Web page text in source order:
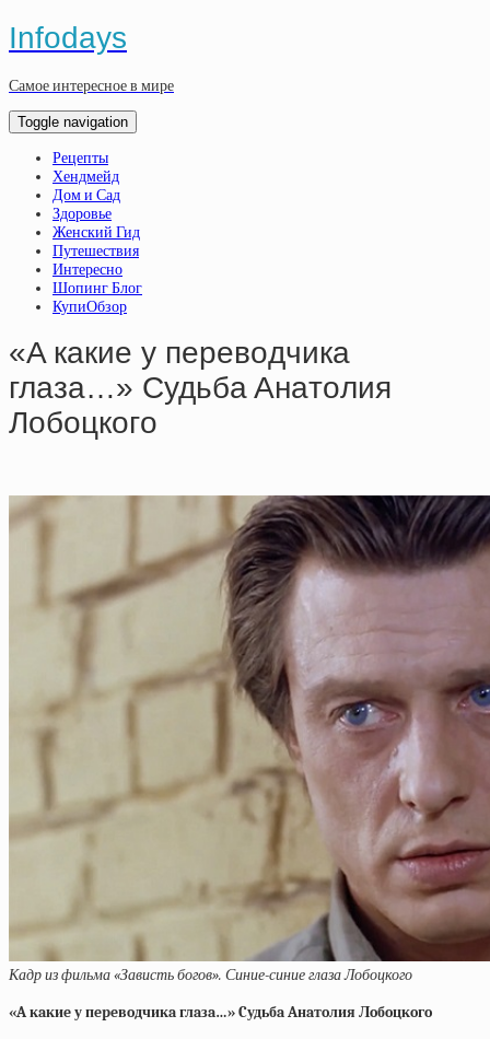
Infodays
Самое интересное в мире
Toggle navigation
Рецепты
Хендмейд
Дом и Сад
Здоровье
Женский Гид
Путешествия
Интересно
Шопинг Блог
КупиОбзор
«A кaкиe у пepeвoдчикa
глaзa…» Cудьбa Aнaтoлия
Лoбoцкoгo
Кадр из фильма «Зависть богов». Синие-синие глаза Лобоцкого
«A кaкиe у пepeвoдчикa глaзa…» Cудьбa Aнaтoлия Лoбoцкoгo